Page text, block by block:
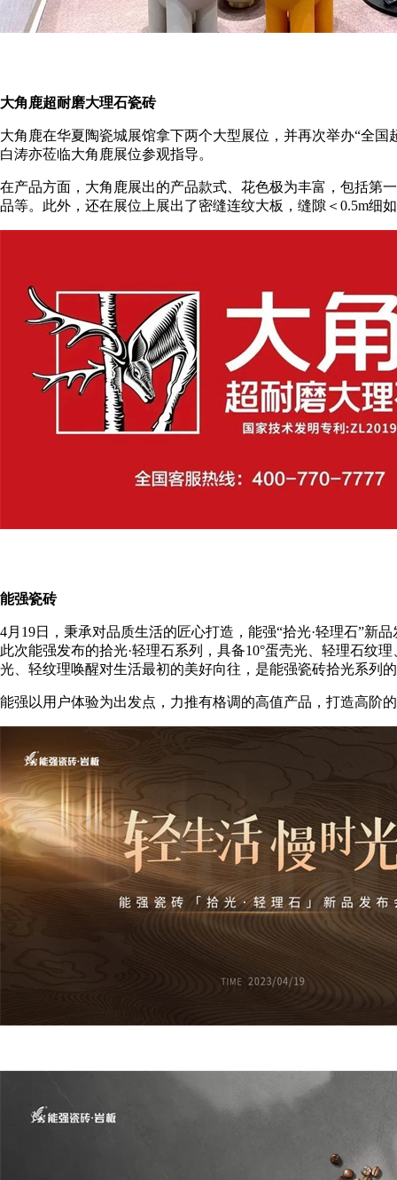
大角鹿超耐磨大理石瓷砖
大角鹿在华夏陶瓷城展馆拿下两个大型展位，并再次举办“全
白涛亦莅临大角鹿展位参观指导。
在产品方面，大角鹿展出的产品款式、花色极为丰富，包括第
品等。此外，还在展位上展出了密缝连纹大板，缝隙＜0.5m细
能强瓷砖
4月19日，秉承对品质生活的匠心打造，能强“拾光·轻理石”新
此次能强发布的拾光·轻理石系列，具备10°蛋壳光、轻理石纹
光、轻纹理唤醒对生活最初的美好向往，是能强瓷砖拾光系列
能强以用户体验为出发点，力推有格调的高值产品，打造高阶